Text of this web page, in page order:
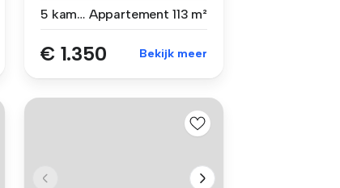
5 kamers Appartement 113 m²
€ 1.350 Bekijk meer